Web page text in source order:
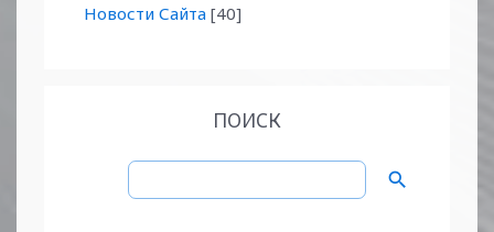
Новости Сайта [40]
ПОИСК